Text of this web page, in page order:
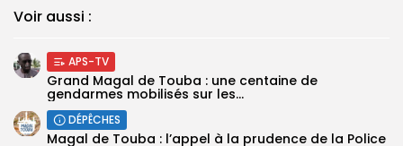
Voir aussi :
APS-TV
Grand Magal de Touba : une centaine de
gendarmes mobilisés sur les...
DÉPÊCHES
Magal de Touba : l’appel à la prudence de la Police